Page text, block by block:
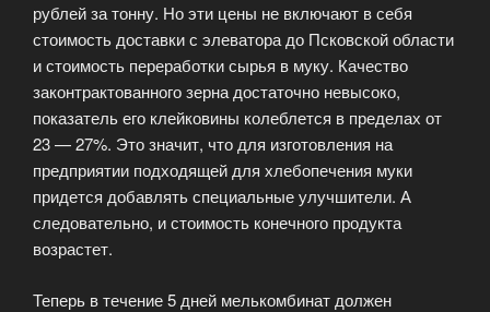
рублей за тонну. Но эти цены не включают в себя
стоимость доставки с элеватора до Псковской области
и стоимость переработки сырья в муку. Качество
законтрактованного зерна достаточно невысоко,
показатель его клейковины колеблется в пределах от
23 — 27%. Это значит, что для изготовления на
предприятии подходящей для хлебопечения муки
придется добавлять специальные улучшители. А
следовательно, и стоимость конечного продукта
возрастет.
Теперь в течение 5 дней мелькомбинат должен